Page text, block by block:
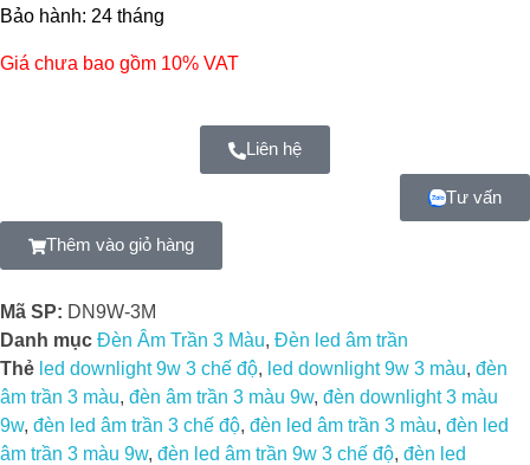
Bảo hành: 24 tháng
Giá chưa bao gồm 10% VAT
Liên hệ
Tư vấn
Thêm vào giỏ hàng
Mã SP: DN9W-3M
Danh mục Đèn Âm Trần 3 Màu, Đèn led âm trần
Thẻ led downlight 9w 3 chế độ, led downlight 9w 3 màu, đèn
âm trần 3 màu, đèn âm trần 3 màu 9w, đèn downlight 3 màu
9w, đèn led âm trần 3 chế độ, đèn led âm trần 3 màu, đèn led
âm trần 3 màu 9w, đèn led âm trần 9w 3 chế độ, đèn led